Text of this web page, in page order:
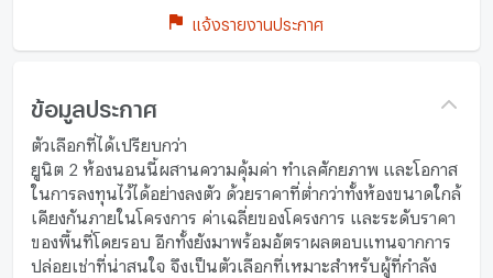
แจ้งรายงานประกาศ
ข้อมูลประกาศ
ตัวเลือกที่ได้เปรียบกว่า
ยูนิต 2 ห้องนอนนี้ผสานความคุ้มค่า ทำเลศักยภาพ และโอกาส
ในการลงทุนไว้ได้อย่างลงตัว ด้วยราคาที่ต่ำกว่าทั้งห้องขนาดใกล้
เคียงกันภายในโครงการ ค่าเฉลี่ยของโครงการ และระดับราคา
ของพื้นที่โดยรอบ อีกทั้งยังมาพร้อมอัตราผลตอบแทนจากการ
ปล่อยเช่าที่น่าสนใจ จึงเป็นตัวเลือกที่เหมาะสำหรับผู้ที่กำลัง